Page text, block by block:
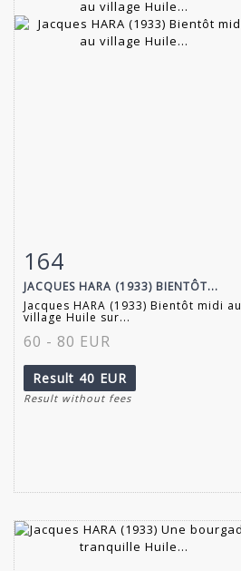
Item detail
164
JACQUES HARA (1933) BIENTÔT...
Jacques HARA (1933) Bientôt midi au
village Huile sur...
60 - 80 EUR
Result 40 EUR
Result without fees